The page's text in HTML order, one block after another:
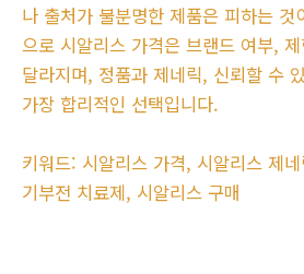
나 출처가 불분명한 제품은 피하는 것
으로 시알리스 가격은 브랜드 여부,
달라지며, 정품과 제네릭, 신뢰할 수
가장 합리적인 선택입니다.
키워드: 시알리스 가격, 시알리스 제
기부전 치료제, 시알리스 구매